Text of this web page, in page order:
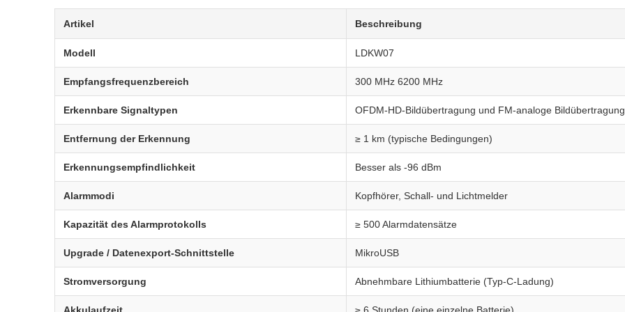
Artikel Beschreibung
Modell LDKW07
Empfangsfrequenzbereich 300 MHz 6200 MHz
Erkennbare Signaltypen OFDM-HD-Bildübertragung und FM-analoge
Entfernung der Erkennung ≥ 1 km (typische Bedingungen)
Erkennungsempfindlichkeit Besser als -96 dBm
Alarmmodi Kopfhörer, Schall- und Lichtmelder
Kapazität des Alarmprotokolls ≥ 500 Alarmdatensätze
Upgrade / Datenexport-Schnittstelle MikroUSB
Stromversorgung Abnehmbare Lithiumbatterie (Typ-C-Ladung)